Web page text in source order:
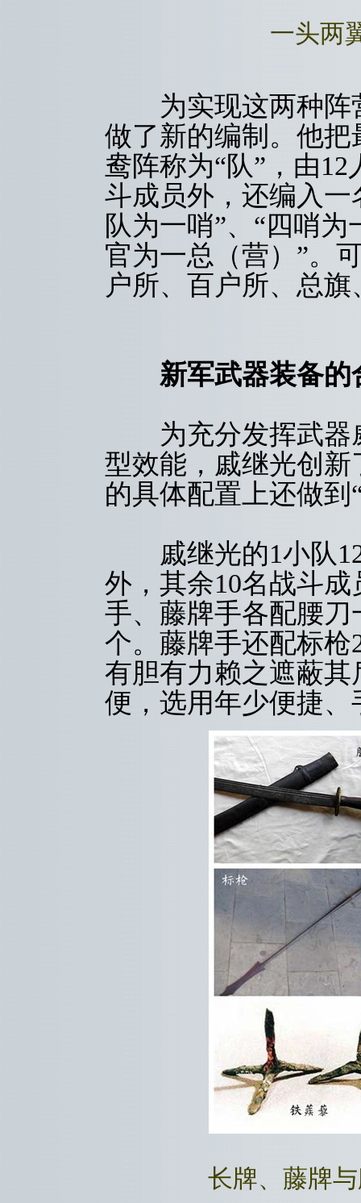
一头两
为实现这两种阵
做了新的编制。他
鸯阵称为“队”，由
斗成员外，还编入
队为一哨”、“四哨
官为一总（营）”。
户所、百户所、总
新军武器装备的
为充分发挥武器
型效能，戚继光创
的具体配置上还做到
戚继光的1小队12
外，其余10名战斗
手、藤牌手各配腰刀
个。藤牌手还配标枪
有胆有力赖之遮蔽
便，选用年少便捷
长牌、藤牌